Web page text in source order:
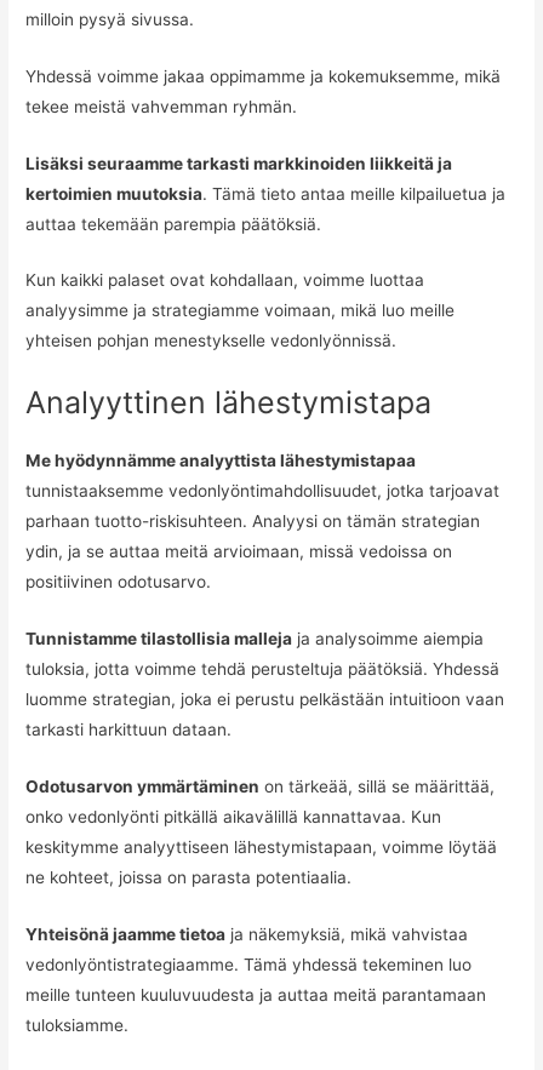
milloin pysyä sivussa.
Yhdessä voimme jakaa oppimamme ja kokemuksemme, mikä
tekee meistä vahvemman ryhmän.
Lisäksi seuraamme tarkasti markkinoiden liikkeitä ja
kertoimien muutoksia. Tämä tieto antaa meille kilpailuetua ja
auttaa tekemään parempia päätöksiä.
Kun kaikki palaset ovat kohdallaan, voimme luottaa
analyysimme ja strategiamme voimaan, mikä luo meille
yhteisen pohjan menestykselle vedonlyönnissä.
Analyyttinen lähestymistapa
Me hyödynnämme analyyttista lähestymistapaa
tunnistaaksemme vedonlyöntimahdollisuudet, jotka tarjoavat
parhaan tuotto-riskisuhteen. Analyysi on tämän strategian
ydin, ja se auttaa meitä arvioimaan, missä vedoissa on
positiivinen odotusarvo.
Tunnistamme tilastollisia malleja ja analysoimme aiempia
tuloksia, jotta voimme tehdä perusteltuja päätöksiä. Yhdessä
luomme strategian, joka ei perustu pelkästään intuitioon vaan
tarkasti harkittuun dataan.
Odotusarvon ymmärtäminen on tärkeää, sillä se määrittää,
onko vedonlyönti pitkällä aikavälillä kannattavaa. Kun
keskitymme analyyttiseen lähestymistapaan, voimme löytää
ne kohteet, joissa on parasta potentiaalia.
Yhteisönä jaamme tietoa ja näkemyksiä, mikä vahvistaa
vedonlyöntistrategiaamme. Tämä yhdessä tekeminen luo
meille tunteen kuuluvuudesta ja auttaa meitä parantamaan
tuloksiamme.